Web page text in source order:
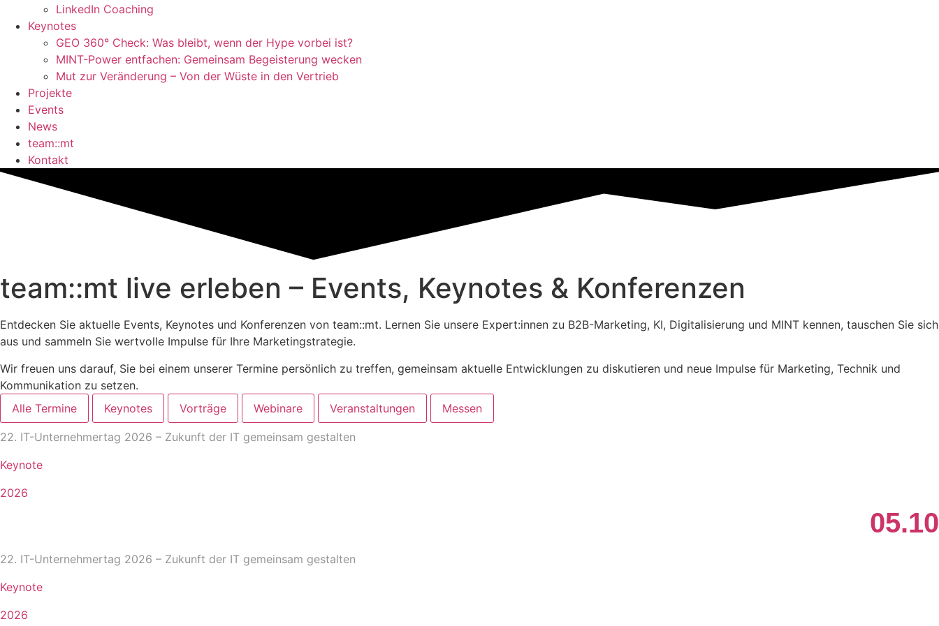
LinkedIn Coaching
Keynotes
GEO 360° Check: Was bleibt, wenn der Hype vorbei ist?
MINT-Power entfachen: Gemeinsam Begeisterung wecken
Mut zur Veränderung – Von der Wüste in den Vertrieb
Projekte
Events
News
team::mt
Kontakt
team::mt live erleben – Events, Keynotes & Konferenzen
Entdecken Sie aktuelle Events, Keynotes und Konferenzen von team::mt. Lernen Sie unsere Expert:innen zu B2B-Marketing, KI, Digitalisierung und MINT kennen, tauschen Sie sich
aus und sammeln Sie wertvolle Impulse für Ihre Marketingstrategie.
Wir freuen uns darauf, Sie bei einem unserer Termine persönlich zu treffen, gemeinsam aktuelle Entwicklungen zu diskutieren und neue Impulse für Marketing, Technik und
Kommunikation zu setzen.
Alle Termine
Keynotes Vorträge Webinare Veranstaltungen Messen
22. IT-Unternehmertag 2026 – Zukunft der IT gemeinsam gestalten
Keynote
2026
05.10
22. IT-Unternehmertag 2026 – Zukunft der IT gemeinsam gestalten
Keynote
2026